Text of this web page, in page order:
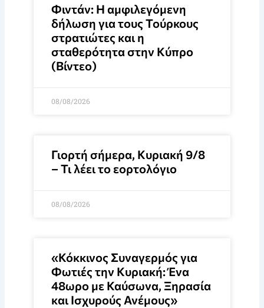
Φιντάν: Η αμφιλεγόμενη
δήλωση για τους Τούρκους
στρατιώτες και η
σταθερότητα στην Κύπρο
(Βίντεο)
08/08/2026
Γιορτή σήμερα, Κυριακή 9/8
– Τι λέει το εορτολόγιο
08/08/2026
«Κόκκινος Συναγερμός για
Φωτιές την Κυριακή: Ένα
48ωρο με Καύσωνα, Ξηρασία
και Ισχυρούς Ανέμους»